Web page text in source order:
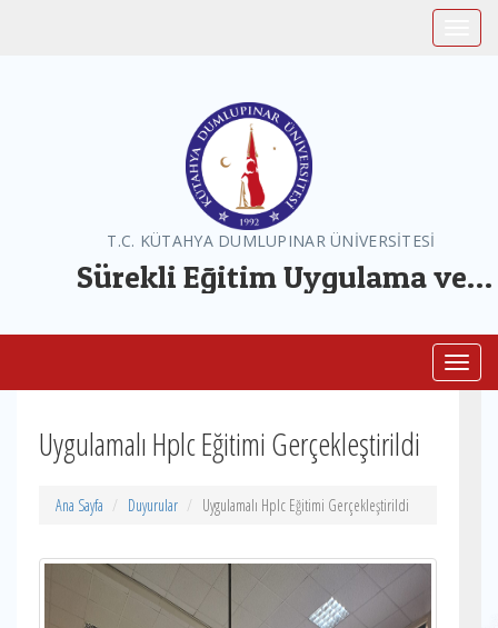
T.C. KÜTAHYA DUMLUPINAR ÜNİVERSİTESİ
Sürekli Eğitim Uygulama ve
Uygulamalı Hplc Eğitimi Gerçekleştirildi
Ana Sayfa Duyurular Uygulamalı Hplc Eğitimi Gerçekleştirildi